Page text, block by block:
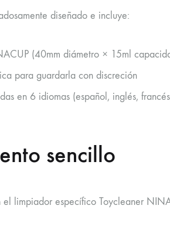
diseñado e incluye:
(40mm diámetro × 15ml
para guardarla con discreción
en 6 idiomas (español, inglés,
sencillo
limpiador específico Toycleaner